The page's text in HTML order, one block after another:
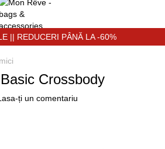
|| REDUCERI PÂNĂ LA -60%
Crossbody
ți un comentariu